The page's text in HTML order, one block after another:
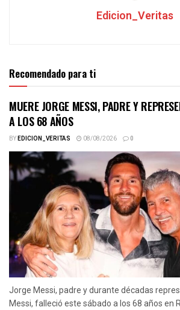
Edicion_Veritas
Recomendado para ti
MUERE JORGE MESSI, PADRE Y
A LOS 68 AÑOS
BYEDICION_VERITAS 08/08/2026 0
Jorge Messi, padre y durante décadas
Messi, falleció este sábado a los 68 años en